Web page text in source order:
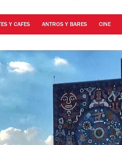
Y CAFES ANTROS Y BARES CINE